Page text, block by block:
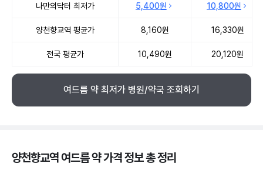
나만의닥터 최저가 5,400원 10,800원
양천향교역 평균가 8,160원 16,330원
전국 평균가 10,490원 20,120원
여드름 약 최저가 병원/약국 조회하기
양천향교역 여드름 약 가격 정보 총 정리